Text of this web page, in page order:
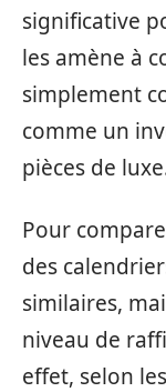
significative
les amène à
simplement
comme un
pièces de
Pour
des
similaires,
niveau de
effet, selon